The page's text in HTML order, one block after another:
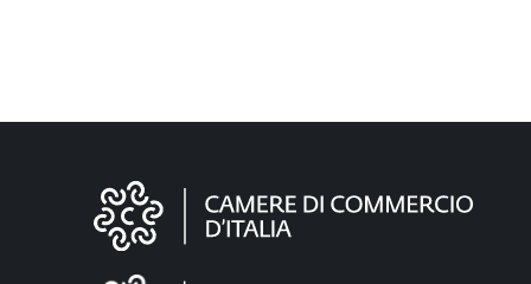
Informazioni